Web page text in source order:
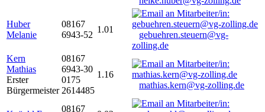
Huber
Melanie
08167
6943-52
1.01
gebuehren.steuern@vg-
zolling.de
Kern
Mathias
Erster
Bürgermeister
08167
6943-30
0175
2614485
1.16
mathias.kern@vg-zolling.de
08167